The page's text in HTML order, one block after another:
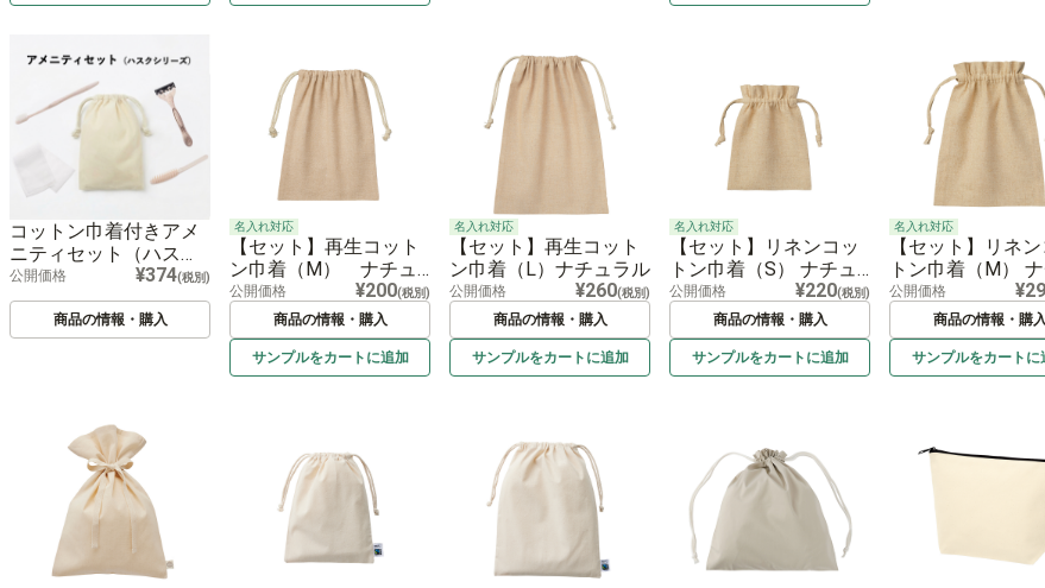
コットン巾着付きアメ
ニティセット（ハスク
シリーズ）
公開価格 ¥374(税別)
商品の情報・購入
名入れ対応
【セット】再生コット
ン巾着（M） ナチュ
ラル
公開価格 ¥200(税別)
商品の情報・購入
サンプルをカートに追加
名入れ対応
【セット】再生コット
ン巾着（L）ナチュラル
公開価格 ¥260(税別)
商品の情報・購入
サンプルをカートに追加
名入れ対応
【セット】リネンコッ
トン巾着（S） ナチュ
ラル
公開価格 ¥220(税別)
商品の情報・購入
サンプルをカートに追加
名入れ対応
【セット】リネ
トン巾着（M）
ラル
公開価格
商品の情報・購
サンプルをカートに